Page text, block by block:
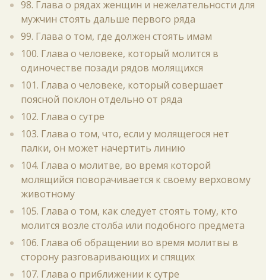
98. Глава о рядах женщин и нежелательности для
мужчин стоять дальше первого ряда
99. Глава о том, где должен стоять имам
100. Глава о человеке, который молится в
одиночестве позади рядов молящихся
101. Глава о человеке, который совершает
поясной поклон отдельно от ряда
102. Глава о сутре
103. Глава о том, что, если у молящегося нет
палки, он может начертить линию
104. Глава о молитве, во время которой
молящийся поворачивается к своему верховому
животному
105. Глава о том, как следует стоять тому, кто
молится возле столба или подобного предмета
106. Глава об обращении во время молитвы в
сторону разговаривающих и спящих
107. Глава о приближении к сутре